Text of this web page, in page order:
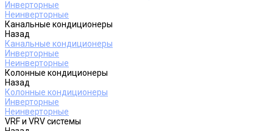
Инверторные
Неинверторные
Канальные кондиционеры
Назад
Канальные кондиционеры
Инверторные
Неинверторные
Колонные кондиционеры
Назад
Колонные кондиционеры
Инверторные
Неинверторные
VRF и VRV системы